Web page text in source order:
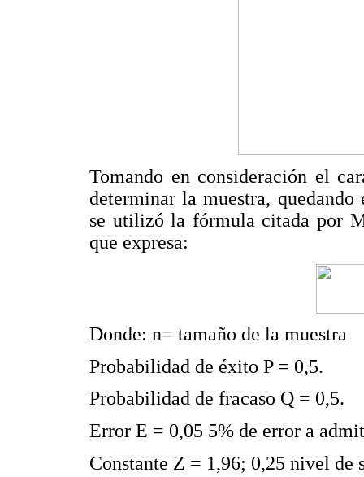
Tomando en consideración el
determinar la muestra,
se utilizó la fórmula citada por
que expresa:
Donde: n= tamaño de la muestra
Probabilidad de éxito P = 0,5.
Probabilidad de fracaso Q = 0,5.
Error E = 0,05 5% de error a
Constante Z = 1,96; 0,25 nivel de